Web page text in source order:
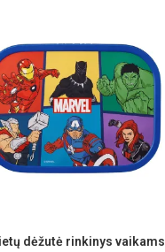
dėžutė rinkinys vaikams